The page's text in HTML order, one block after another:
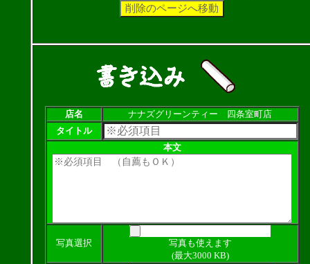
店名
ナナズグリーンティー 四条室町店
タイトル
本文
写真選択
写真も使えます
(最大3000 KB)